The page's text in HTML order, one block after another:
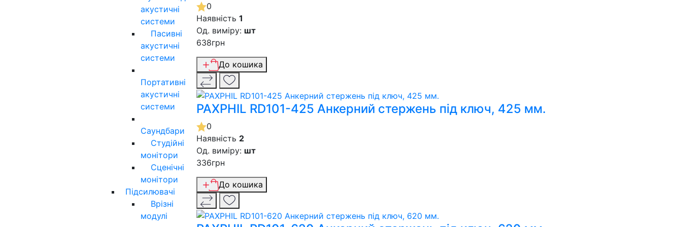
акустичні
системи
Пасивні
акустичні
системи
Портативні
акустичні
системи
Саундбари
Студійні
монітори
Сценічні
монітори
Підсилювачі
Врізні
модулі
0
Наявність 1
Од. виміру: шт
638грн
До кошика
PAXPHIL RD101-425 Анкерний стержень під ключ, 425 мм.
0
Наявність 2
Од. виміру: шт
336грн
До кошика